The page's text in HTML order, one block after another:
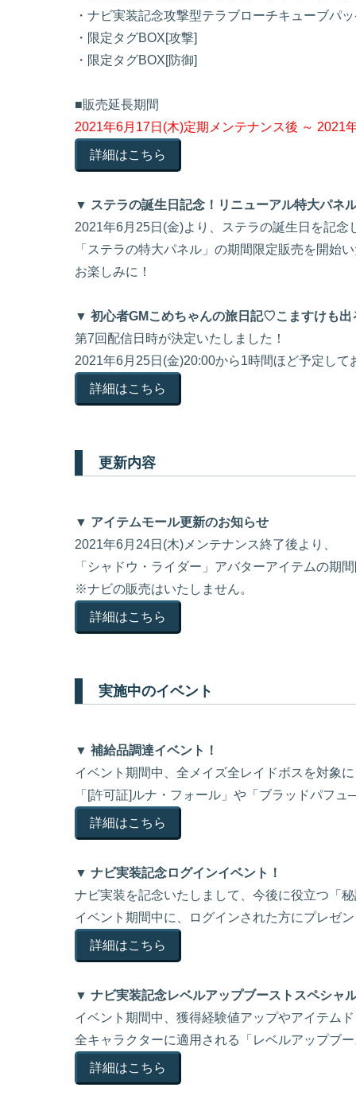
・ナビ実装記念攻撃型テラブローチキューブパ
・限定タグBOX[攻撃]
・限定タグBOX[防御]
■販売延長期間
2021年6月17日(木)定期メンテナンス後 ～ 2021
詳細はこちら
▼ ステラの誕生日記念！リニューアル特大パネ
2021年6月25日(金)より、ステラの誕生日を記念
「ステラの特大パネル」の期間限定販売を開始
お楽しみに！
▼ 初心者GMこめちゃんの旅日記♡こますけも出
第7回配信日時が決定いたしました！
2021年6月25日(金)20:00から1時間ほど予定して
詳細はこちら
更新内容
▼ アイテムモール更新のお知らせ
2021年6月24日(木)メンテナンス終了後より、
「シャドウ・ライダー」アバターアイテムの期
※ナビの販売はいたしません。
詳細はこちら
実施中のイベント
▼ 補給品調達イベント！
イベント期間中、全メイズ全レイドボスを対象
「[許可証]ルナ・フォール」や「ブラッドパフ
詳細はこちら
▼ ナビ実装記念ログインイベント！
ナビ実装を記念いたしまして、今後に役立つ「
イベント期間中に、ログインされた方にプレゼ
詳細はこちら
▼ ナビ実装記念レベルアップブーストスペシャ
イベント期間中、獲得経験値アップやアイテム
全キャラクターに適用される「レベルアップブ
詳細はこちら